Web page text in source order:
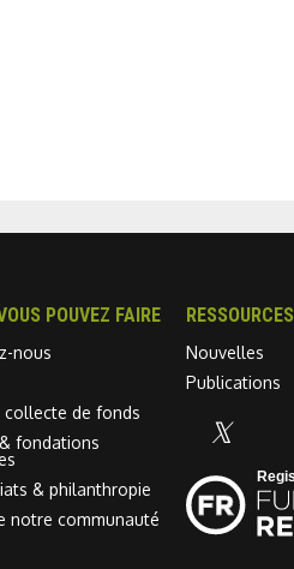
POUVEZ FAIRE
nous
collecte de fonds
fondations
& philanthropie
notre communauté
RESSOURCES
Nouvelles
Publications